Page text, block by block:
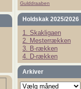
Gulddraaben
Holdskak 2025/2026
1. Skakligaen
2. Mesterrækken
3. B-rækken
4. D-rækken
Arkiver
Arkiver